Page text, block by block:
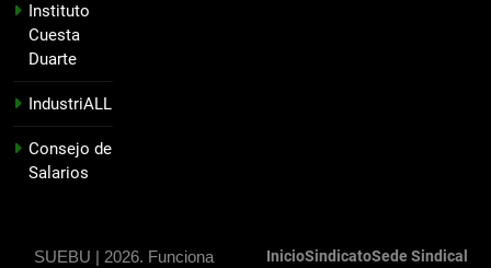
Instituto
Cuesta
Duarte
IndustriALL
Consejo de
Salarios
SUEBU | 2026. Funciona InicioSindicatoSede Sindical